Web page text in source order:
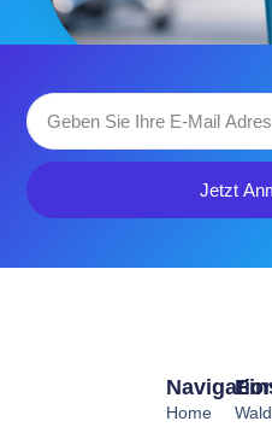
Jetzt
Home